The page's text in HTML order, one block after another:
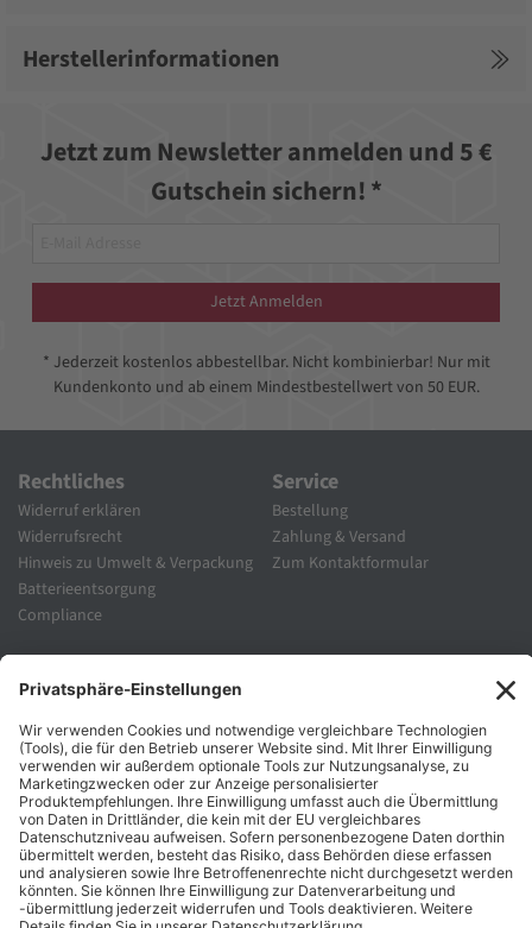
Herstellerinformationen
Jetzt zum Newsletter anmelden und 5 €
Gutschein sichern! *
Jetzt Anmelden
* Jederzeit kostenlos abbestellbar. Nicht kombinierbar! Nur mit
Kundenkonto und ab einem Mindestbestellwert von 50 EUR.
Rechtliches
Widerruf erklären
Widerrufsrecht
Hinweis zu Umwelt & Verpackung
Batterieentsorgung
Compliance
Service
Bestellung
Zahlung & Versand
Zum Kontaktformular
Unternehmen
Karriere
Zahlungsarten